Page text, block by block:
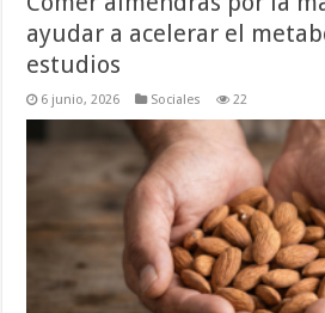
ayudar a acelerar el
estudios
6 junio, 2026 Sociales 22